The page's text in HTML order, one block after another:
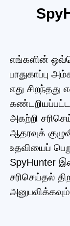
எங்களின்
பாதுகாப்பு
எது சிறந்தது
அகற்றி
ஆதரவுக்
உதவியைப்
SpyHunter
சரிசெய்தல்